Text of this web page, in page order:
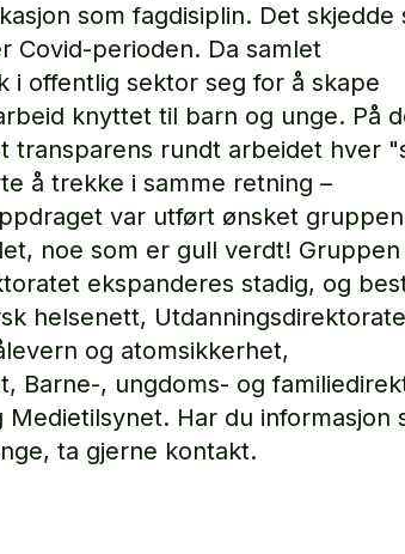
som fagdisiplin. Det skjedde
Covid-perioden. Da samlet
i offentlig sektor seg for å skape
knyttet til barn og unge. På
transparens rundt arbeidet hver
å trekke i samme retning –
var utført ønsket
noe som er gull verdt! Gruppen
ekspanderes stadig, og
helsenett,
og atomsikkerhet,
Barne-, ungdoms- og
Medietilsynet. Har du informasjon
ta gjerne kontakt.